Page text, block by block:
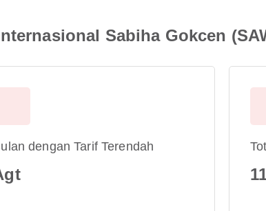
Sabiha Gokcen
dengan Tarif Terendah